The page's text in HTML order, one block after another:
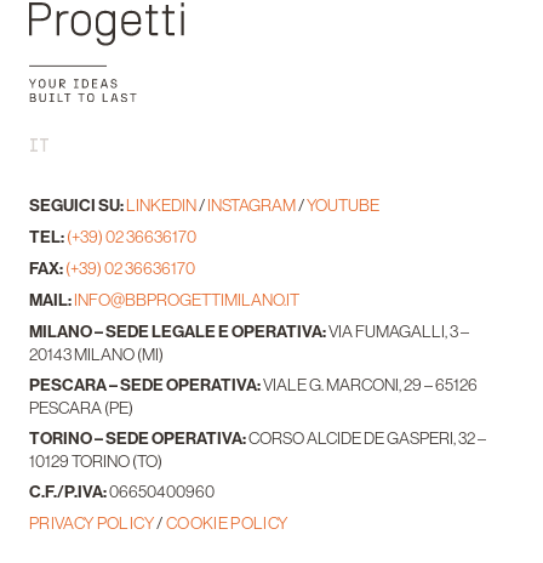
IT
SEGUICI SU:LINKEDIN/INSTAGRAM/YOUTUBE
TEL:(+39) 02 36636170
FAX:(+39) 02 36636170
MAIL:INFO@BBPROGETTIMILANO.IT
MILANO – SEDE LEGALE E OPERATIVA:VIA FUMAGALLI, 3 –
20143 MILANO (MI)
PESCARA – SEDE OPERATIVA:VIALE G. MARCONI, 29 – 65126
PESCARA (PE)
TORINO – SEDE OPERATIVA:CORSO ALCIDE DE GASPERI, 32 –
10129 TORINO (TO)
C.F./P.IVA:06650400960
PRIVACY POLICY/COOKIE POLICY